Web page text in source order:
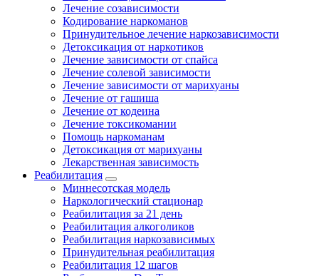
Лечение созависимости
Кодирование наркоманов
Принудительное лечение наркозависимости
Детоксикация от наркотиков
Лечение зависимости от спайса
Лечение солевой зависимости
Лечение зависимости от марихуаны
Лечение от гашиша
Лечение от кодеина
Лечение токсикомании
Помощь наркоманам
Детоксикация от марихуаны
Лекарственная зависимость
Реабилитация
Миннесотская модель
Наркологический стационар
Реабилитация за 21 день
Реабилитация алкоголиков
Реабилитация наркозависимых
Принудительная реабилитация
Реабилитация 12 шагов